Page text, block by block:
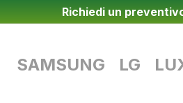
Richiedi un
SAMSUNG LG